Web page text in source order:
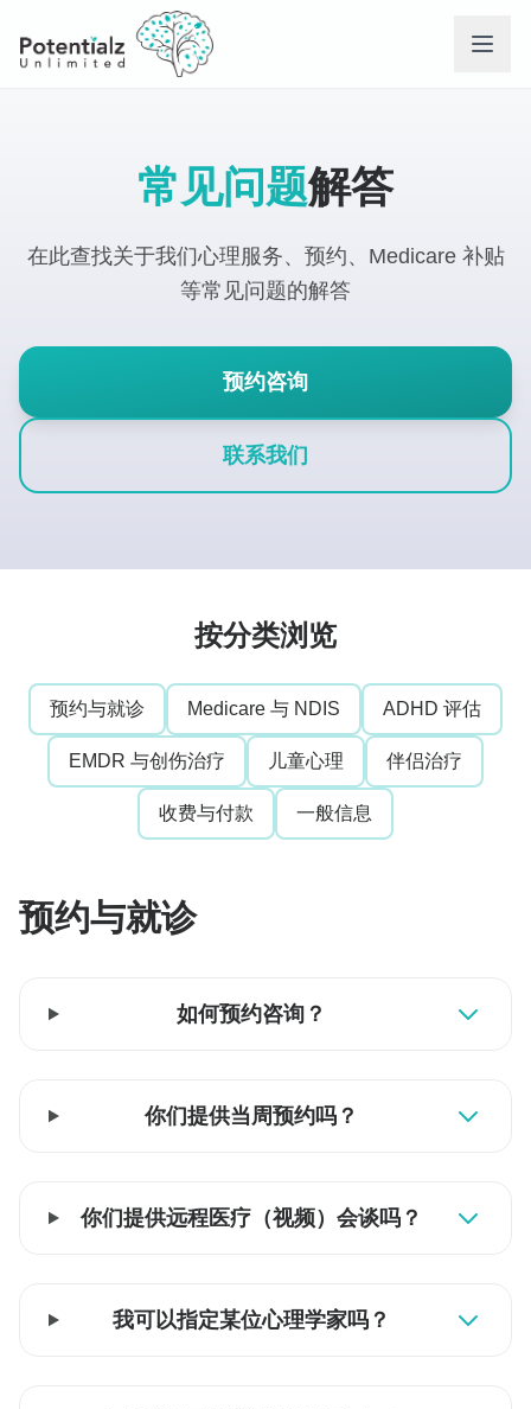
我们的团队
🇨🇳 简体中文
📞 0410 261 838
预约咨询
常见问题解答
在此查找关于我们心理服务、预约、Medicare 补贴
等常见问题的解答
预约咨询
联系我们
按分类浏览
预约与就诊 Medicare 与 NDIS ADHD 评估
EMDR 与创伤治疗 儿童心理 伴侣治疗
收费与付款 一般信息
预约与就诊
如何预约咨询？
你们提供当周预约吗？
你们提供远程医疗（视频）会谈吗？
我可以指定某位心理学家吗？